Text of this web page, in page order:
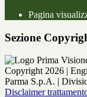
Pagina
Sezione
Copyright 2026 |
Parma S.p.A. |
Disclaimer